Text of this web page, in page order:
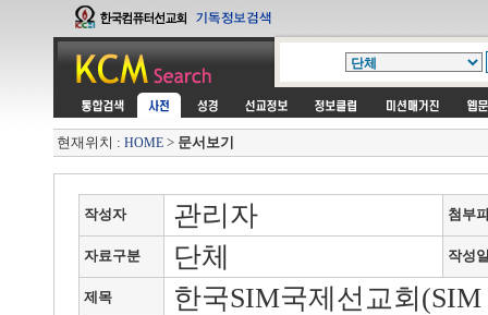
현재위치 : HOME > 문서보기
작성자 관리자 첨부
자료구분 단체 작성
제목 한국SIM국제선교회(SIM